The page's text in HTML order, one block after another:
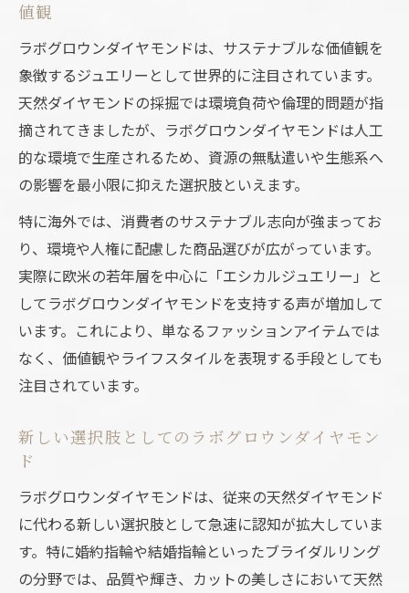
値観
ラボグロウンダイヤモンドは、サステナブルな価値観を
象徴するジュエリーとして世界的に注目されています。
天然ダイヤモンドの採掘では環境負荷や倫理的問題が指
摘されてきましたが、ラボグロウンダイヤモンドは人工
的な環境で生産されるため、資源の無駄遣いや生態系へ
の影響を最小限に抑えた選択肢といえます。
特に海外では、消費者のサステナブル志向が強まってお
り、環境や人権に配慮した商品選びが広がっています。
実際に欧米の若年層を中心に「エシカルジュエリー」と
してラボグロウンダイヤモンドを支持する声が増加して
います。これにより、単なるファッションアイテムでは
なく、価値観やライフスタイルを表現する手段としても
注目されています。
新しい選択肢としてのラボグロウンダイヤモン
ド
ラボグロウンダイヤモンドは、従来の天然ダイヤモンド
に代わる新しい選択肢として急速に認知が拡大していま
す。特に婚約指輪や結婚指輪といったブライダルリング
の分野では、品質や輝き、カットの美しさにおいて天然